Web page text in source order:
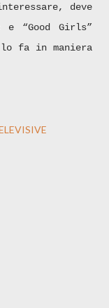
deve
e “Good Girls”
lo fa in maniera